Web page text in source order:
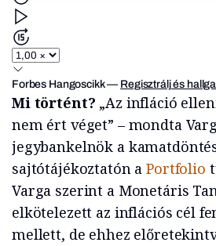
Forbes Hangoscikk— Regisztrálj és
Mi történt? „Az infláció
nem ért véget” – mondta
jegybankelnök a
sajtótájékoztatón aPortfolio
Varga szerint a Monetáris
elkötelezett az inflációs cél
mellett, de ehhez